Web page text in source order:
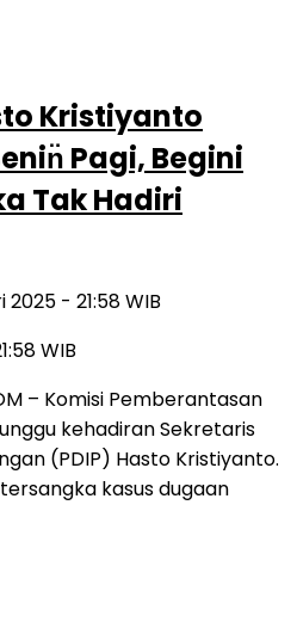
Kristiyanto
Pagi, Begini
Tak Hadiri
2025 - 21:58 WIB
WIB
– Komisi Pemberantasan
kehadiran Sekretaris
(PDIP) Hasto Kristiyanto.
kasus dugaan